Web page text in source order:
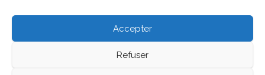
Accepter
Refuser
2026